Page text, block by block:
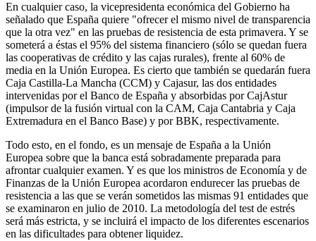
En cualquier caso, la vicepresidenta económica del Gobierno ha
señalado que España quiere "ofrecer el mismo nivel de transparencia
que la otra vez" en las pruebas de resistencia de esta primavera. Y se
someterá a éstas el 95% del sistema financiero (sólo se quedan fuera
las cooperativas de crédito y las cajas rurales), frente al 60% de
media en la Unión Europea. Es cierto que también se quedarán fuera
Caja Castilla-La Mancha (CCM) y Cajasur, las dos entidades
intervenidas por el Banco de España y absorbidas por CajAstur
(impulsor de la fusión virtual con la CAM, Caja Cantabria y Caja
Extremadura en el Banco Base) y por BBK, respectivamente.
Todo esto, en el fondo, es un mensaje de España a la Unión
Europea sobre que la banca está sobradamente preparada para
afrontar cualquier examen. Y es que los ministros de Economía y de
Finanzas de la Unión Europea acordaron endurecer las pruebas de
resistencia a las que se verán sometidos las mismas 91 entidades que
se examinaron en julio de 2010. La metodología del test de estrés
será más estricta, y se incluirá el impacto de los diferentes escenarios
en las dificultades para obtener liquidez.